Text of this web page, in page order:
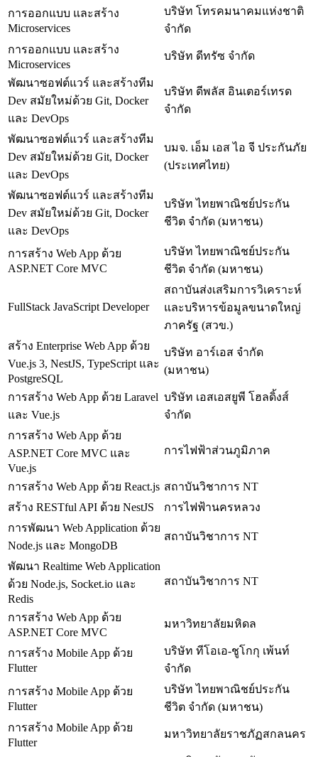
การออกแบบ และสร้าง
Microservices
บริษัท โทรคมนาคมแห่งชาติ
จำกัด
การออกแบบ และสร้าง
Microservices
บริษัท ดีทรัซ จำกัด
พัฒนาซอฟต์แวร์ และสร้างทีม
Dev สมัยใหม่ด้วย Git, Docker
และ DevOps
บริษัท ดีพลัส อินเตอร์เทรด
จำกัด
พัฒนาซอฟต์แวร์ และสร้างทีม
Dev สมัยใหม่ด้วย Git, Docker
และ DevOps
บมจ. เอ็ม เอส ไอ จี ประกันภัย
(ประเทศไทย)
พัฒนาซอฟต์แวร์ และสร้างทีม
Dev สมัยใหม่ด้วย Git, Docker
และ DevOps
บริษัท ไทยพาณิชย์ประกัน
ชีวิต จำกัด (มหาชน)
การสร้าง Web App ด้วย
ASP.NET Core MVC
บริษัท ไทยพาณิชย์ประกัน
ชีวิต จำกัด (มหาชน)
FullStack JavaScript Developer
สถาบันส่งเสริมการวิเคราะห์
และบริหารข้อมูลขนาดใหญ่
ภาครัฐ (สวข.)
สร้าง Enterprise Web App ด้วย
Vue.js 3, NestJS, TypeScript และ
PostgreSQL
บริษัท อาร์เอส จำกัด
(มหาชน)
การสร้าง Web App ด้วย Laravel
และ Vue.js
บริษัท เอสเอสยูพี โฮลดิ้งส์
จำกัด
การสร้าง Web App ด้วย
ASP.NET Core MVC และ
Vue.js
การไฟฟ้าส่วนภูมิภาค
การสร้าง Web App ด้วย React.js สถาบันวิชาการ NT
สร้าง RESTful API ด้วย NestJS
การไฟฟ้านครหลวง
การพัฒนา Web Application ด้วย
Node.js และ MongoDB
สถาบันวิชาการ NT
พัฒนา Realtime Web Application
ด้วย Node.js, Socket.io และ
Redis
สถาบันวิชาการ NT
การสร้าง Web App ด้วย
ASP.NET Core MVC
มหาวิทยาลัยมหิดล
การสร้าง Mobile App ด้วย
Flutter
บริษัท ทีโอเอ-ชูโกกุ เพ้นท์
จำกัด
การสร้าง Mobile App ด้วย
Flutter
บริษัท ไทยพาณิชย์ประกัน
ชีวิต จำกัด (มหาชน)
การสร้าง Mobile App ด้วย
Flutter
มหาวิทยาลัยราชภัฏสกลนคร